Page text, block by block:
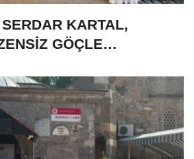
KARTAL,
GÖÇLE